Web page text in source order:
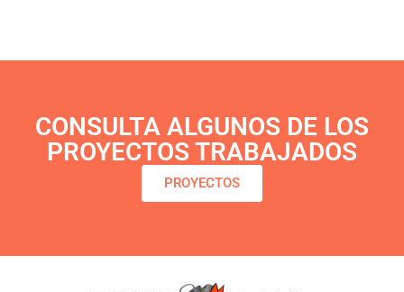
CONSULTA ALGUNOS DE LOS
PROYECTOS TRABAJADOS
PROYECTOS